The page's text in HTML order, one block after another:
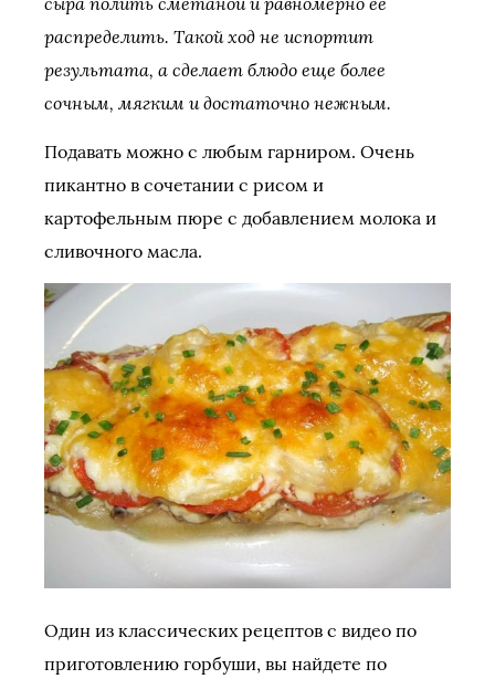
распределить. Такой ход не испортит
результата, а сделает блюдо еще более
сочным, мягким и достаточно нежным.
Подавать можно с любым гарниром. Очень
пикантно в сочетании с рисом и
картофельным пюре с добавлением молока и
сливочного масла.
Один из классических рецептов с видео по
приготовлению горбуши, вы найдете по